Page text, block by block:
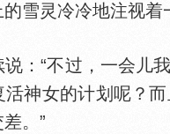
灵冷冷地注视着
“不过，一会儿我
神女的计划呢？
。”